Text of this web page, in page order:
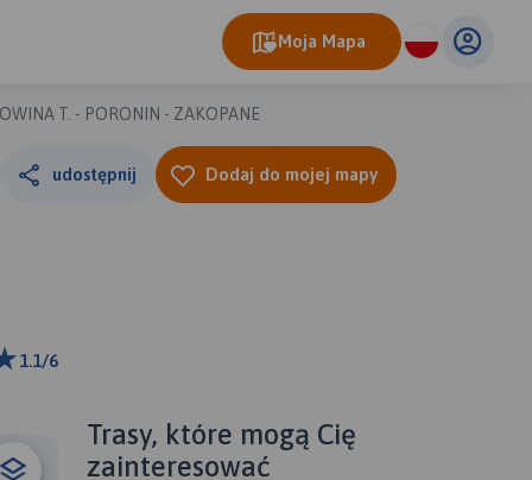
Moja Mapa
T. - PORONIN - ZAKOPANE
udostępnij Dodaj do mojej mapy
1.1/6
Trasy, które mogą Cię
zainteresować